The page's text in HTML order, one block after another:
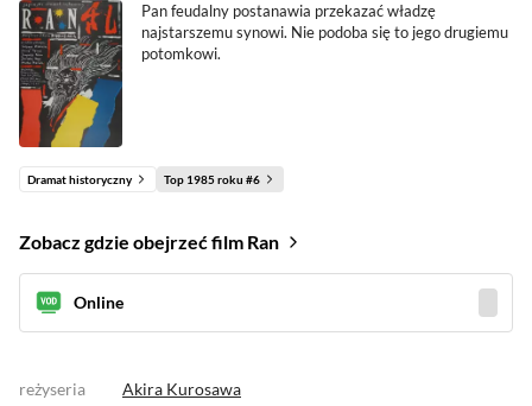
Pan feudalny postanawia przekazać władzę
najstarszemu synowi. Nie podoba się to jego drugiemu
potomkowi.
Dramat historyczny Top 1985 roku #6
reżyseria
Akira Kurosawa
Zobacz gdzie obejrzeć film Ran
Online